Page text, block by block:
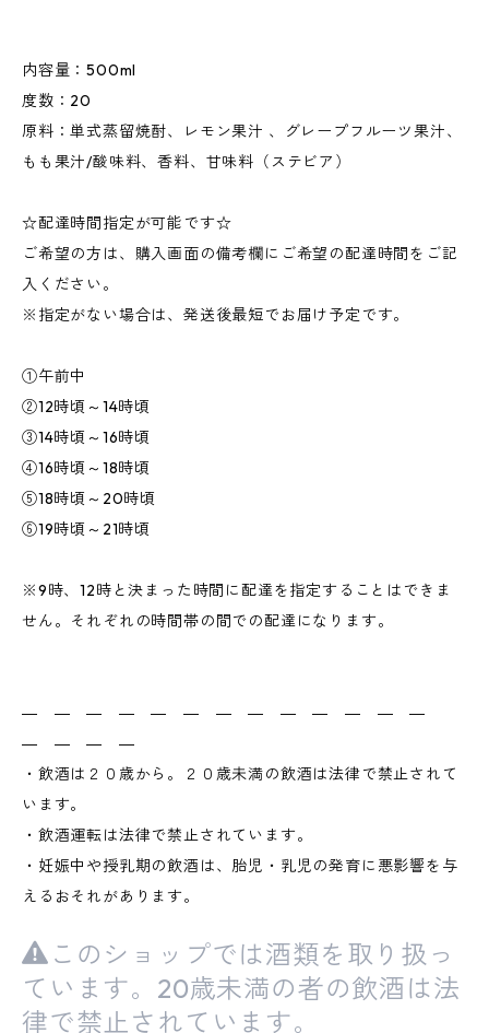
内容量：500ml
度数：20
原料：単式蒸留焼酎、レモン果汁 、グレープフルーツ果汁、
もも果汁/酸味料、香料、甘味料（ステビア）
☆配達時間指定が可能です☆
ご希望の方は、購入画面の備考欄にご希望の配達時間をご記
入ください。
※指定がない場合は、発送後最短でお届け予定です。
①午前中
②12時頃～14時頃
③14時頃～16時頃
④16時頃～18時頃
⑤18時頃～20時頃
⑥19時頃～21時頃
※9時、12時と決まった時間に配達を指定することはできま
せん。それぞれの時間帯の間での配達になります。
― ― ― ― ― ― ― ― ― ― ― ― ―
― ― ― ―
・飲酒は２０歳から。２０歳未満の飲酒は法律で禁止されて
います。
・飲酒運転は法律で禁止されています。
・妊娠中や授乳期の飲酒は、胎児・乳児の発育に悪影響を与
えるおそれがあります。
このショップでは酒類を取り扱っ
ています。20歳未満の者の飲酒は法
律で禁止されています。